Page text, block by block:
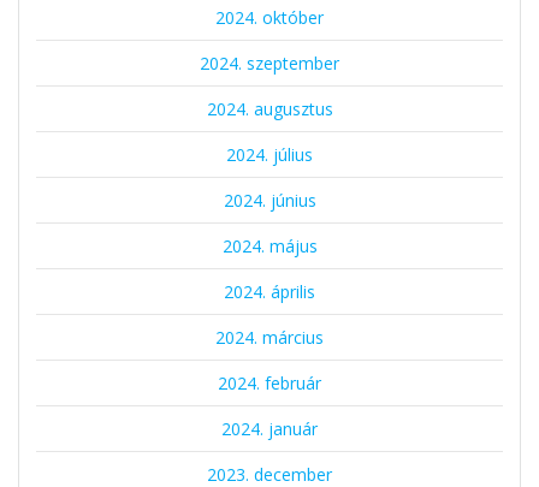
2024. október
2024. szeptember
2024. augusztus
2024. július
2024. június
2024. május
2024. április
2024. március
2024. február
2024. január
2023. december